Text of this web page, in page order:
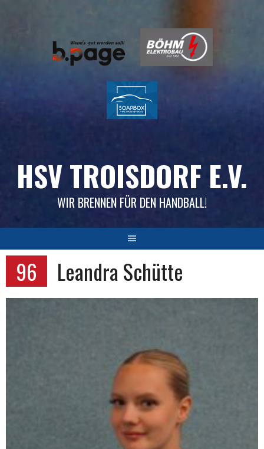
HSV TROISDORF E.V.
WIR BRENNEN FÜR DEN HANDBALL!
96 Leandra Schütte